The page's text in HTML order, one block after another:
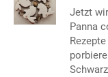
Jetzt
Panna